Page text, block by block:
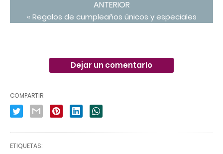
ANTERIOR
« Regalos de cumpleaños únicos y especiales
Dejar un comentario
COMPARTIR
ETIQUETAS: